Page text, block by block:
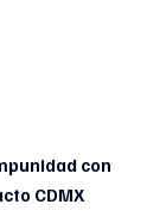
con
CDMX